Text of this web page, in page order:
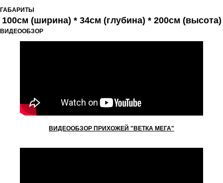
ГАБАРИТЫ
100см (ширина) * 34см (глубина) * 200см (высота)
ВИДЕООБЗОР
ВИДЕООБЗОР ПРИХОЖЕЙ "ВЕТКА МЕГА"